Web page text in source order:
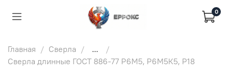
0
Главная Сверла
...
Сверла длинные ГОСТ 886-77 Р6М5, Р6М5К5, Р18